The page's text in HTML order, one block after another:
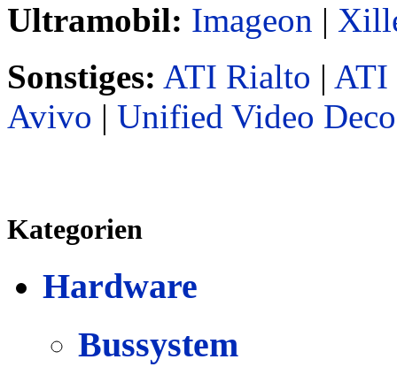
Ultramobil: Imageon |
Sonstiges: ATI Rialto | ATI
Avivo | Unified Video
Kategorien
Hardware
Bussystem